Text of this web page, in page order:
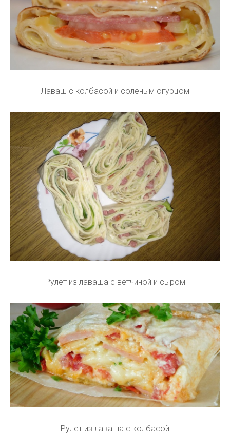
Лаваш с колбасой и соленым огурцом
Рулет из лаваша с ветчиной и сыром
Рулет из лаваша с колбасой